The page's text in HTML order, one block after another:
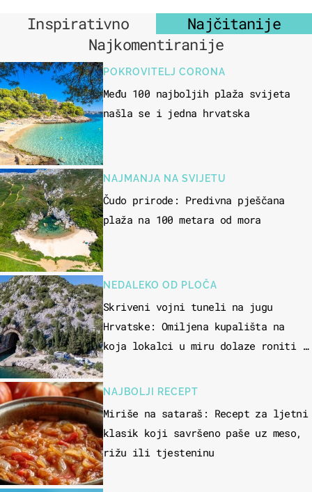
Inspirativno
Najčitanije
Najkomentiranije
POKROVITELJ CORONA
Među 100 najboljih plaža svijeta
našla se i jedna hrvatska
NAJMANJA NA SVIJETU
Čudo prirode: Predivna pješčana
plaža na 100 metara od mora
NEDALEKO OD PLOČA
Skriveni vojni tuneli na jugu
Hrvatske: Omiljena kupališta na
koja lokalci u miru dolaze roniti i
NAJBOLJI RECEPT
Miriše na sataraš: Recept za ljetni
klasik koji savršeno paše uz meso,
rižu ili tjesteninu